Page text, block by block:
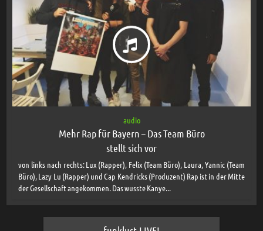
audio
Mehr Rap für Bayern – Das Team Büro
stellt sich vor
von links nach rechts: Lux (Rapper), Felix (Team Büro), Laura, Yannic (Team
Büro), Lazy Lu (Rapper) und Cap Kendricks (Produzent) Rap ist in der Mitte
der Gesellschaft angekommen. Das wusste Kanye...